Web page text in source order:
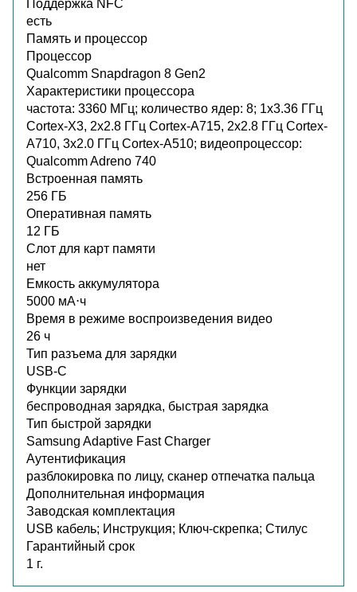
Поддержка NFC
есть
Память и процессор
Процессор
Qualcomm Snapdragon 8 Gen2
Характеристики процессора
частота: 3360 МГц; количество ядер: 8; 1x3.36 ГГц
Cortex-X3, 2x2.8 ГГц Cortex-A715, 2x2.8 ГГц Cortex-
A710, 3x2.0 ГГц Cortex-A510; видеопроцессор:
Qualcomm Adreno 740
Встроенная память
256 ГБ
Оперативная память
12 ГБ
Слот для карт памяти
нет
Емкость аккумулятора
5000 мА⋅ч
Время в режиме воспроизведения видео
26 ч
Тип разъема для зарядки
USB-C
Функции зарядки
беспроводная зарядка, быстрая зарядка
Тип быстрой зарядки
Samsung Adaptive Fast Charger
Аутентификация
разблокировка по лицу, сканер отпечатка пальца
Дополнительная информация
Заводская комплектация
USB кабель; Инструкция; Ключ-скрепка; Стилус
Гарантийный срок
1 г.